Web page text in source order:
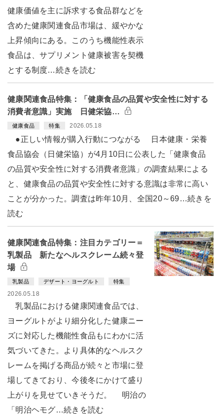
健康価値を主に訴求する食品群などを
含めた健康関連食品市場は、緩やかな
上昇傾向にある。このうち機能性表示
食品は、サプリメント健康被害を契機
とする制度…続きを読む
健康関連食品特集：「健康食品の品質や安全性に対する
消費者意識」実施 日健栄協…
健康食品 特集 2026.05.18
●正しい情報が購入行動につながる 日本健康・栄養
食品協会（日健栄協）が4月10日に公表した「健康食品
の品質や安全性に対する消費者意識」の調査結果による
と、健康食品の品質や安全性に対する意識は非常に高い
ことが分かった。調査は昨年10月、全国20～69…続きを
読む
健康関連食品特集：注目カテゴリー＝
乳製品 新たなヘルスクレーム続々登
場
乳製品 デザート・ヨーグルト 特集
2026.05.18
乳製品における健康関連食品では、
ヨーグルトがより細分化した健康ニー
ズに対応した機能性食品もにわかに活
気づいてきた。より具体的なヘルスク
レームを掲げる商品が続々と市場に登
場してきており、今後冬にかけて盛り
上がりを見せていきそうだ。 明治の
「明治ヘモグ…続きを読む